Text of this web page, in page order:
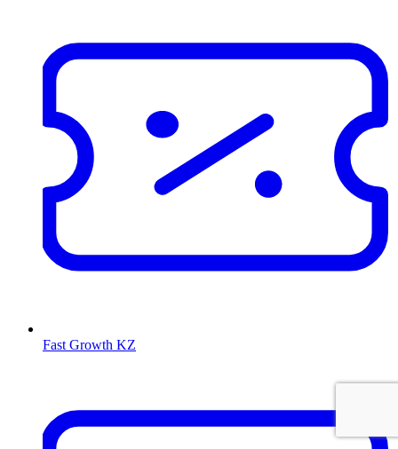
Fast Growth KZ